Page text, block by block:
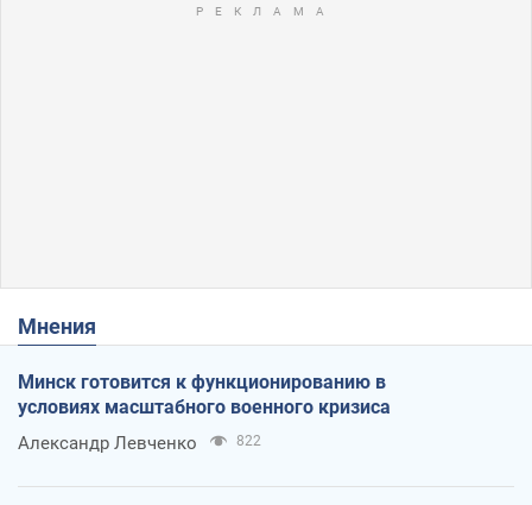
Мнения
Минск готовится к функционированию в
условиях масштабного военного кризиса
Александр Левченко 822